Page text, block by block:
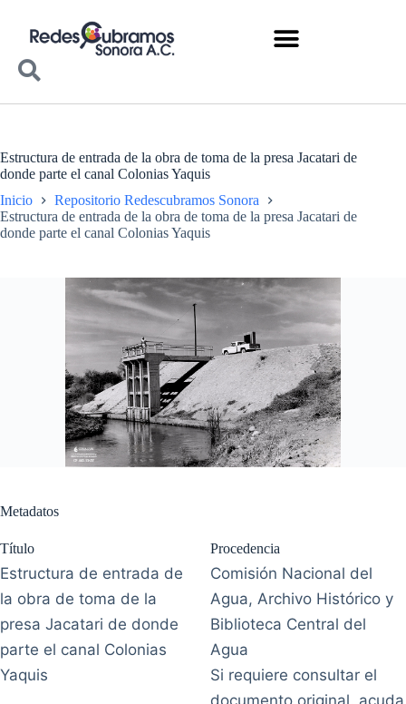
Estructura de entrada de la obra de toma de la presa Jacatari de
donde parte el canal Colonias Yaquis
Inicio
Repositorio Redescubramos Sonora
Estructura de entrada de la obra de toma de la presa Jacatari de
donde parte el canal Colonias Yaquis
Metadatos
Título
Estructura de entrada de
la obra de toma de la
presa Jacatari de donde
parte el canal Colonias
Yaquis
Procedencia
Comisión Nacional del
Agua, Archivo Histórico y
Biblioteca Central del
Agua
Si requiere consultar el
documento original, acuda